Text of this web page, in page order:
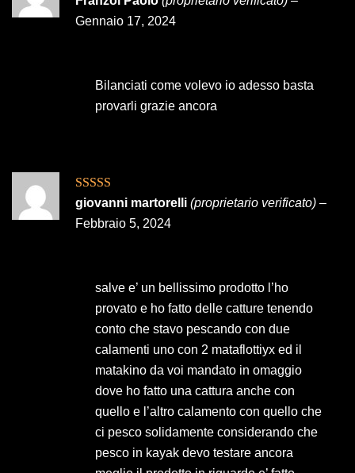
5
Gennaio 17, 2024
Bilanciati come volevo io adesso basta
provarli grazie ancora
Valutato5su
5
giovanni martorelli (proprietario verificato) –
Febbraio 5, 2024
salve e’ un bellissimo prodotto l’ho
provato e ho fatto delle catture tenendo
conto che stavo pescando con due
calamenti uno con 2 mataflottiyx ed il
matakino da voi mandato in omaggio
dove ho fatto una cattura anche con
quello e l’altro calamento con quello che
ci pesco solidamente considerando che
pesco in kayak devo testare ancora